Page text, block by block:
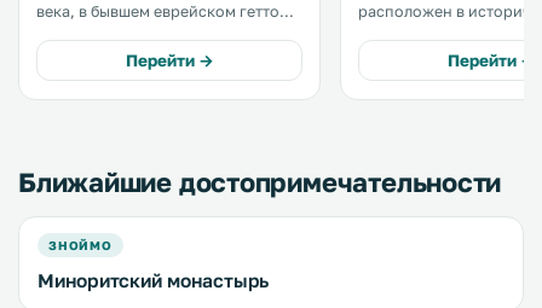
века, в бывшем еврейском гетто
и современный стиль. .
Перейти →
расположен в
Расстояние до
парка Подыйе
услугам гостей
Перейти →
Ближайшие достопримечательности
ЗНОЙМО
Миноритский монастырь